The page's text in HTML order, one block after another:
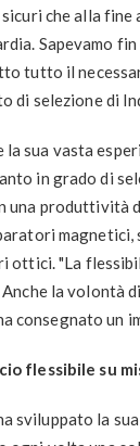
che alla fine
Sapevamo
tutto il
di selezione di
la sua vasta
in grado di
una produttività
magnetici,
ottici. "La
la volontà
consegnato un
flessibile su
sviluppato la